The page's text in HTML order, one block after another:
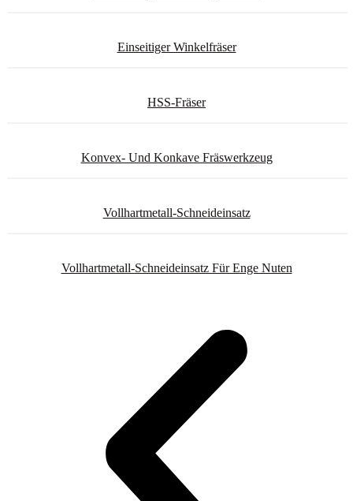
Einseitiger Winkelfräser
HSS-Fräser
Konvex- Und Konkave Fräswerkzeug
Vollhartmetall-Schneideinsatz
Vollhartmetall-Schneideinsatz Für Enge Nuten